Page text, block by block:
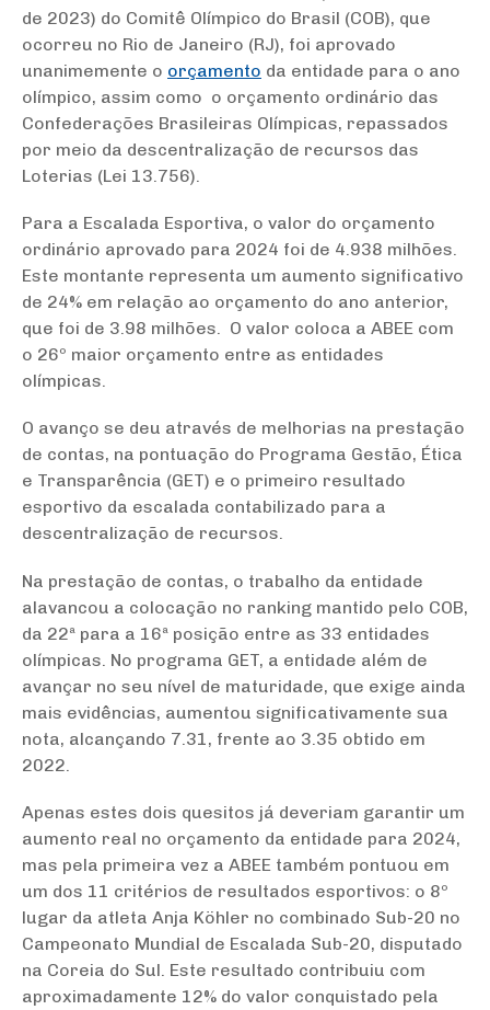
de 2023) do Comitê Olímpico do Brasil (COB), que
ocorreu no Rio de Janeiro (RJ), foi aprovado
unanimemente o orçamento da entidade para o ano
olímpico, assim como o orçamento ordinário das
Confederações Brasileiras Olímpicas, repassados
por meio da descentralização de recursos das
Loterias (Lei 13.756).
Para a Escalada Esportiva, o valor do orçamento
ordinário aprovado para 2024 foi de 4.938 milhões.
Este montante representa um aumento significativo
de 24% em relação ao orçamento do ano anterior,
que foi de 3.98 milhões. O valor coloca a ABEE com
o 26º maior orçamento entre as entidades
olímpicas.
O avanço se deu através de melhorias na prestação
de contas, na pontuação do Programa Gestão, Ética
e Transparência (GET) e o primeiro resultado
esportivo da escalada contabilizado para a
descentralização de recursos.
Na prestação de contas, o trabalho da entidade
alavancou a colocação no ranking mantido pelo COB,
da 22ª para a 16ª posição entre as 33 entidades
olímpicas. No programa GET, a entidade além de
avançar no seu nível de maturidade, que exige ainda
mais evidências, aumentou significativamente sua
nota, alcançando 7.31, frente ao 3.35 obtido em
2022.
Apenas estes dois quesitos já deveriam garantir um
aumento real no orçamento da entidade para 2024,
mas pela primeira vez a ABEE também pontuou em
um dos 11 critérios de resultados esportivos: o 8º
lugar da atleta Anja Köhler no combinado Sub-20 no
Campeonato Mundial de Escalada Sub-20, disputado
na Coreia do Sul. Este resultado contribuiu com
aproximadamente 12% do valor conquistado pela